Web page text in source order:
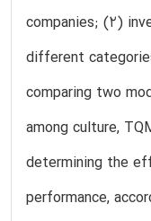
companies; (2)
different
comparing two
among culture,
determining the
performance,